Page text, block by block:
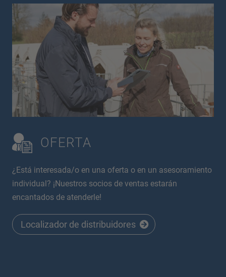
OFERTA
¿Está interesada/o en una oferta o en un asesoramiento
individual? ¡Nuestros socios de ventas estarán
encantados de atenderle!
Localizador de distribuidores